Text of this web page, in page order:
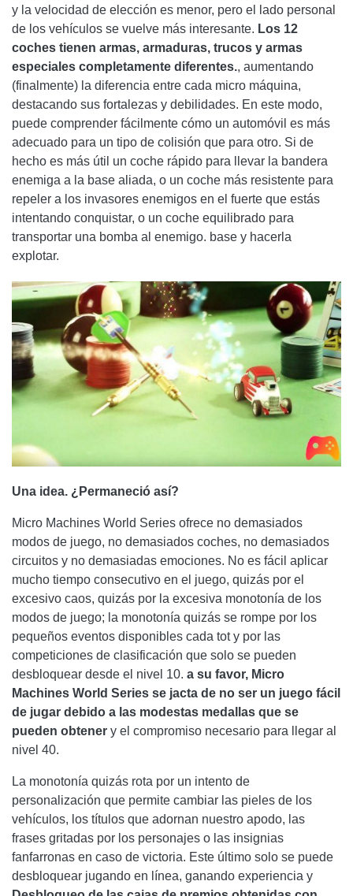
y la velocidad de elección es menor, pero el lado personal
de los vehículos se vuelve más interesante. Los 12
coches tienen armas, armaduras, trucos y armas
especiales completamente diferentes., aumentando
(finalmente) la diferencia entre cada micro máquina,
destacando sus fortalezas y debilidades. En este modo,
puede comprender fácilmente cómo un automóvil es más
adecuado para un tipo de colisión que para otro. Si de
hecho es más útil un coche rápido para llevar la bandera
enemiga a la base aliada, o un coche más resistente para
repeler a los invasores enemigos en el fuerte que estás
intentando conquistar, o un coche equilibrado para
transportar una bomba al enemigo. base y hacerla
explotar.
Una idea. ¿Permaneció así?
Micro Machines World Series ofrece no demasiados
modos de juego, no demasiados coches, no demasiados
circuitos y no demasiadas emociones. No es fácil aplicar
mucho tiempo consecutivo en el juego, quizás por el
excesivo caos, quizás por la excesiva monotonía de los
modos de juego; la monotonía quizás se rompe por los
pequeños eventos disponibles cada tot y por las
competiciones de clasificación que solo se pueden
desbloquear desde el nivel 10. a su favor, Micro
Machines World Series se jacta de no ser un juego fácil
de jugar debido a las modestas medallas que se
pueden obtener y el compromiso necesario para llegar al
nivel 40.
La monotonía quizás rota por un intento de
personalización que permite cambiar las pieles de los
vehículos, los títulos que adornan nuestro apodo, las
frases gritadas por los personajes o las insignias
fanfarronas en caso de victoria. Este último solo se puede
desbloquear jugando en línea, ganando experiencia y